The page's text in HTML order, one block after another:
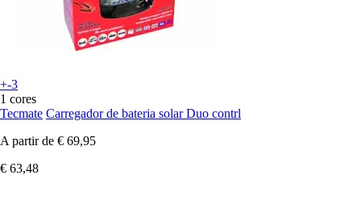
+-3
1 cores
Tecmate Carregador de bateria solar Duo contrl
A partir de € 69,95
€ 63,48